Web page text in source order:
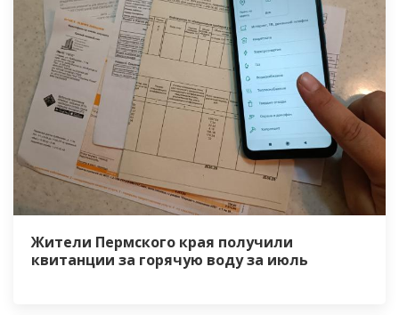
Жители Пермского края получили
квитанции за горячую воду за июль